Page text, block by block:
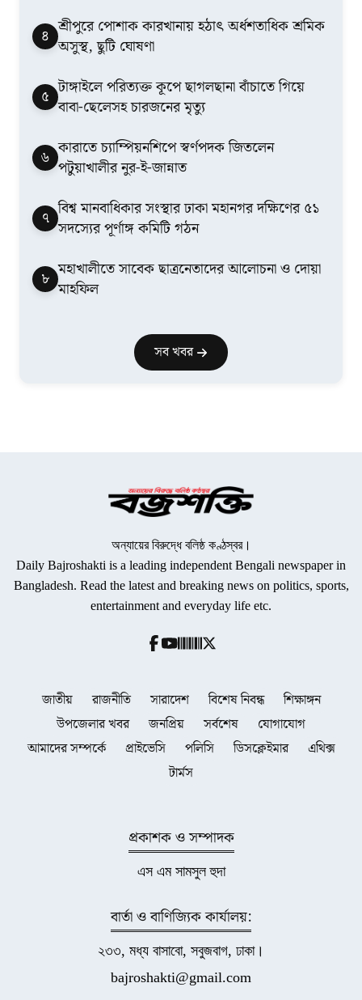
৪ শ্রীপুরে পোশাক কারখানায় হঠাৎ অর্ধশতাধিক শ্রমিক
অসুস্থ, ছুটি ঘোষণা
৫ টাঙ্গাইলে পরিত্যক্ত কূপে ছাগলছানা বাঁচাতে গিয়ে
বাবা-ছেলেসহ চারজনের মৃত্যু
৬ কারাতে চ্যাম্পিয়নশিপে স্বর্ণপদক জিতলেন
পটুয়াখালীর নুর-ই-জান্নাত
৭ বিশ্ব মানবাধিকার সংস্থার ঢাকা মহানগর দক্ষিণের ৫১
সদস্যের পূর্ণাঙ্গ কমিটি গঠন
৮ মহাখালীতে সাবেক ছাত্রনেতাদের আলোচনা ও দোয়া
মাহফিল
সব খবর
অন্যায়ের বিরুদ্ধে বলিষ্ঠ কণ্ঠস্বর।
Daily Bajroshakti is a leading independent Bengali newspaper in
Bangladesh. Read the latest and breaking news on politics, sports,
entertainment and everyday life etc.
জাতীয় রাজনীতি সারাদেশ বিশেষ নিবন্ধ
শিক্ষাঙ্গন
উপজেলার খবর
জনপ্রিয় সর্বশেষ
যোগাযোগ
আমাদের সম্পর্কে
প্রাইভেসি পলিসি ডিসক্লেইমার
এথিক্স
টার্মস
প্রকাশক ও সম্পাদক
এস এম সামসুল হুদা
বার্তা ও বাণিজ্যিক কার্যালয়:
২৩৩, মধ্য বাসাবো, সবুজবাগ, ঢাকা।
bajroshakti@gmail.com